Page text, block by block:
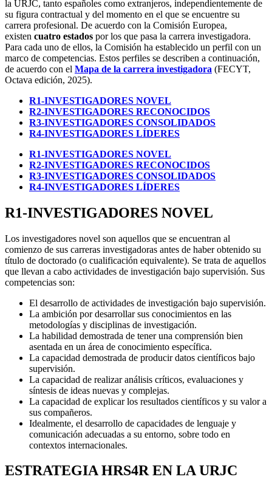
la URJC, tanto españoles como extranjeros, independientemente de
su figura contractual y del momento en el que se encuentre su
carrera profesional. De acuerdo con la Comisión Europea,
existen cuatro estados por los que pasa la carrera investigadora.
Para cada uno de ellos, la Comisión ha establecido un perfil con un
marco de competencias. Estos perfiles se describen a continuación,
de acuerdo con el Mapa de la carrera investigadora (FECYT,
Octava edición, 2025).
R1-INVESTIGADORES NOVEL
R2-INVESTIGADORES RECONOCIDOS
R3-INVESTIGADORES CONSOLIDADOS
R4-INVESTIGADORES LÍDERES
R1-INVESTIGADORES NOVEL
R2-INVESTIGADORES RECONOCIDOS
R3-INVESTIGADORES CONSOLIDADOS
R4-INVESTIGADORES LÍDERES
R1-INVESTIGADORES NOVEL
Los investigadores novel son aquellos que se encuentran al
comienzo de sus carreras investigadoras antes de haber obtenido su
título de doctorado (o cualificación equivalente). Se trata de aquellos
que llevan a cabo actividades de investigación bajo supervisión. Sus
competencias son:
El desarrollo de actividades de investigación bajo supervisión.
La ambición por desarrollar sus conocimientos en las
metodologías y disciplinas de investigación.
La habilidad demostrada de tener una comprensión bien
asentada en un área de conocimiento específica.
La capacidad demostrada de producir datos científicos bajo
supervisión.
La capacidad de realizar análisis críticos, evaluaciones y
síntesis de ideas nuevas y complejas.
La capacidad de explicar los resultados científicos y su valor a
sus compañeros.
Idealmente, el desarrollo de capacidades de lenguaje y
comunicación adecuadas a su entorno, sobre todo en
contextos internacionales.
ESTRATEGIA HRS4R EN LA URJC